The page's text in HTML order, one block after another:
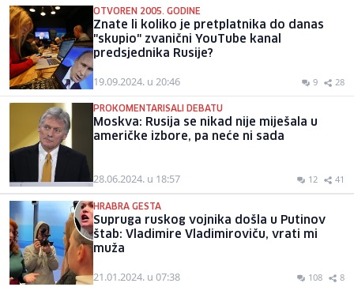
OTVOREN 2005. GODINE
Znate li koliko je pretplatnika do danas
"skupio" zvanični YouTube kanal
predsjednika Rusije?
19.09.2024. u 20:46 9 28
PROKOMENTARISALI DEBATU
Moskva: Rusija se nikad nije miješala u
američke izbore, pa neće ni sada
28.06.2024. u 18:57 12 41
HRABRA GESTA
Supruga ruskog vojnika došla u Putinov
štab: Vladimire Vladimiroviču, vrati mi
muža
21.01.2024. u 07:38 108 8